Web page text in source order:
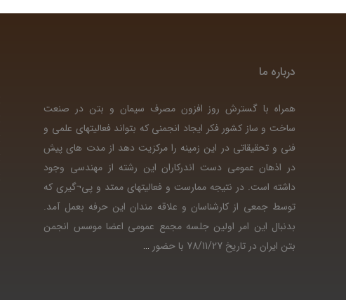
درباره ما
همراه با گسترش روز افزون مصرف سیمان و بتن در صنعت
ساخت و ساز کشور فکر ایجاد انجمنی که بتواند فعالیتهای علمی و
فنی و تحقیقاتی در این زمینه را مرکزیت دهد از مدت های پیش
در اذهان عمومی دست اندرکاران این رشته از مهندسی وجود
داشته است. در نتیجه ممارست و فعالیتهای ممتد و پی¬گیری که
توسط جمعی از کارشناسان و علاقه مندان این حرفه بعمل آمد.
بدنبال این امر اولین جلسه مجمع عمومی اعضا موسس انجمن
بتن ایران در تاریخ 78/11/27 با حضور
…